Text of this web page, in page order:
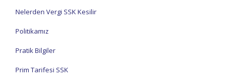
Nelerden Vergi SSK Kesilir
Politikamız
Pratik Bilgiler
Prim Tarifesi SSK